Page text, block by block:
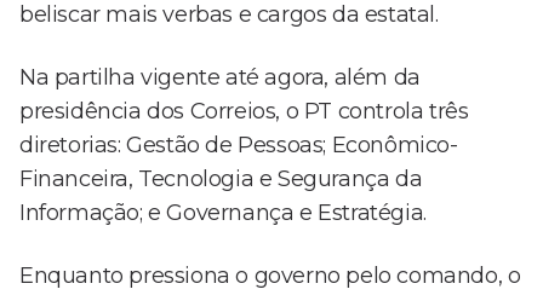
beliscar mais verbas e cargos da estatal.
Na partilha vigente até agora, além da
presidência dos Correios, o PT controla três
diretorias: Gestão de Pessoas; Econômico-
Financeira, Tecnologia e Segurança da
Informação; e Governança e Estratégia.
Enquanto pressiona o governo pelo comando, o